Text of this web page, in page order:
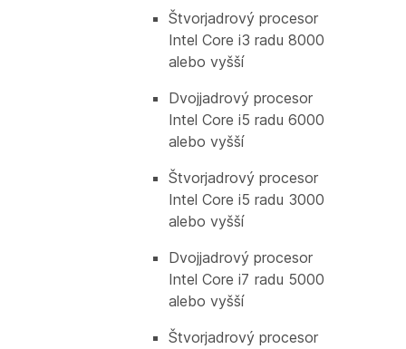
Štvorjadrový procesor
Intel Core i3 radu 8000
alebo vyšší
Dvojjadrový procesor
Intel Core i5 radu 6000
alebo vyšší
Štvorjadrový procesor
Intel Core i5 radu 3000
alebo vyšší
Dvojjadrový procesor
Intel Core i7 radu 5000
alebo vyšší
Štvorjadrový procesor